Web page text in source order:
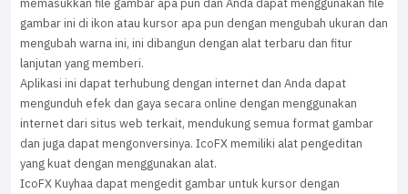
gambar ini di ikon atau kursor apa pun dengan mengubah ukuran dan
mengubah warna ini, ini dibangun dengan alat terbaru dan fitur
lanjutan yang memberi.
Aplikasi ini dapat terhubung dengan internet dan Anda dapat
mengunduh efek dan gaya secara online dengan menggunakan
internet dari situs web terkait, mendukung semua format gambar
dan juga dapat mengonversinya. IcoFX memiliki alat pengeditan
yang kuat dengan menggunakan alat.
IcoFX Kuyhaa dapat mengedit gambar untuk kursor dengan